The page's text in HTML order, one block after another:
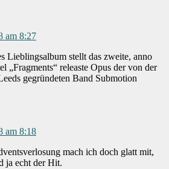
am 8:27
Lieblingsalbum stellt das zweite, anno
„Fragments“ releaste Opus der von der
gegründeten Band Submotion
am 8:18
mach ich doch glatt mit,
ja echt der Hit.